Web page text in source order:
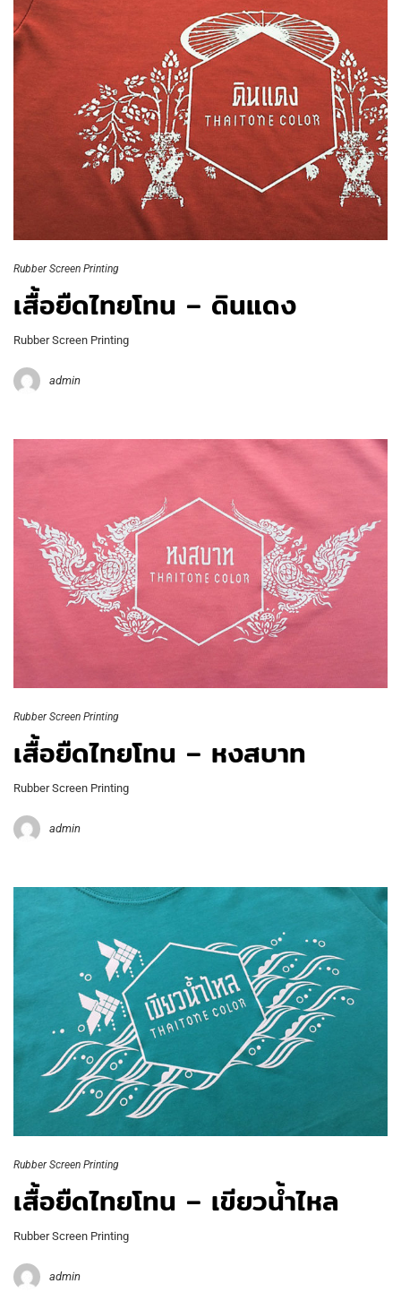
Rubber Screen Printing
เสื้อยืดไทยโทน – ดินแดง
Rubber Screen Printing
admin
Rubber Screen Printing
เสื้อยืดไทยโทน – หงสบาท
Rubber Screen Printing
admin
Rubber Screen Printing
เสื้อยืดไทยโทน – เขียวน้ำไหล
Rubber Screen Printing
admin